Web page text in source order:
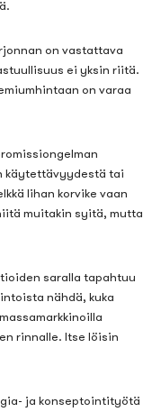
on vastattava
ei yksin riitä.
on varaa
käytettävyydestä tai
lihan korvike vaan
muitakin syitä, mutta
saralla tapahtuu
nähdä, kuka
rinnalle. Itse löisin
ja konseptointityötä